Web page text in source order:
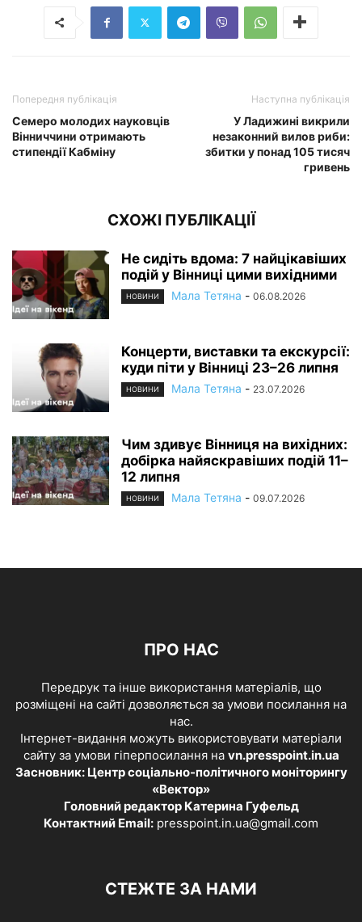
Попередня публікація
Семеро молодих науковців
Вінниччини отримають
стипендії Кабміну
Наступна публікація
У Ладижині викрили
незаконний вилов риби:
збитки у понад 105 тисяч
гривень
СХОЖІ ПУБЛІКАЦІЇ
Не сидіть вдома: 7 найцікавіших
подій у Вінниці цими вихідними
НОВИНИ Мала Тетяна - 06.08.2026
Концерти, виставки та екскурсії:
куди піти у Вінниці 23–26 липня
НОВИНИ Мала Тетяна - 23.07.2026
Чим здивує Вінниця на вихідних:
добірка найяскравіших подій 11–
12 липня
НОВИНИ Мала Тетяна - 09.07.2026
ПРО НАС
Передрук та інше використання матеріалів, що
розміщені на сайті дозволяється за умови посилання на
нас.
Інтернет-видання можуть використовувати матеріали
сайту за умови гіперпосилання на vn.presspoint.in.ua
Засновник: Центр соціально-політичного моніторингу
«Вектор»
Головний редактор Катерина Гуфельд
Контактний Email: presspoint.in.ua@gmail.com
СТЕЖТЕ ЗА НАМИ